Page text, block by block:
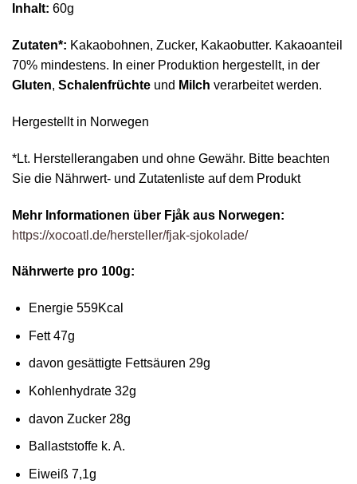
Inhalt: 60g
Zutaten*: Kakaobohnen, Zucker, Kakaobutter. Kakaoanteil
70% mindestens. In einer Produktion hergestellt, in der
Gluten, Schalenfrüchte und Milch verarbeitet werden.
Hergestellt in Norwegen
*Lt. Herstellerangaben und ohne Gewähr. Bitte beachten
Sie die Nährwert- und Zutatenliste auf dem Produkt
Mehr Informationen über Fjåk aus Norwegen:
https://xocoatl.de/hersteller/fjak-sjokolade/
Nährwerte pro 100g:
Energie 559Kcal
Fett 47g
davon gesättigte Fettsäuren 29g
Kohlenhydrate 32g
davon Zucker 28g
Ballaststoffe k. A.
Eiweiß 7,1g